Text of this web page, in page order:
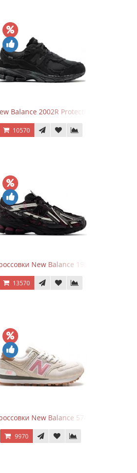
Harbor Grey
Balance 2002R Protection Phantom
10570
Grey New Balance 1906A Dragon
13570
Silver MetallicNew Balance 574 Power Beige
9970